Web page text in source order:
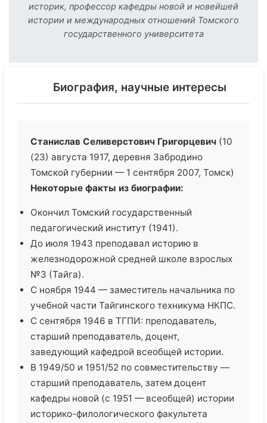
историк, профессор кафедры новой и новейшей
истории и международных отношений Томского
государственного университета
Биография, научные интересы
Станислав Селиверстович Григорцевич (10
(23) августа 1917, деревня Забродино
Томской губернии — 1 сентября 2007, Томск)
Некоторые факты из биографии:
Окончил Томский государственный
педагогический институт (1941).
До июля 1943 преподавал историю в
железнодорожной средней школе взрослых
№3 (Тайга).
С ноября 1944 — заместитель начальника по
учебной части Тайгинского техникума НКПС.
С сентября 1946 в ТГПИ: преподаватель,
старший преподаватель, доцент,
заведующий кафедрой всеобщей истории.
В 1949/50 и 1951/52 по совместительству —
старший преподаватель, затем доцент
кафедры новой (с 1951 — всеобщей) истории
историко-филологического факультета